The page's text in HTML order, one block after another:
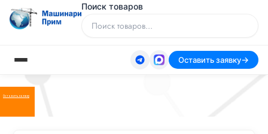
Поиск товаров
Оставить заявку
Оставить заявку